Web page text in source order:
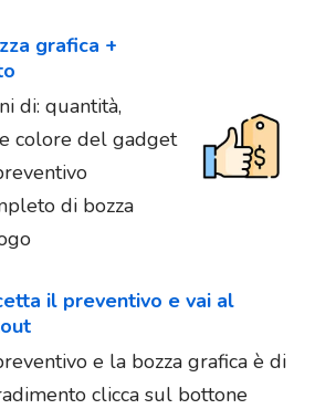
grafica +
di: quantità,
colore del gadget
di bozza
il preventivo e vai al
e la bozza grafica è di
clicca sul bottone